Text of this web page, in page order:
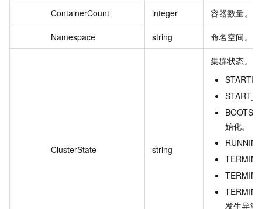
ContainerCount integer 容器数量。
Namespace string 命名空间。
ClusterState string
集群状态。
始化。
发生异常